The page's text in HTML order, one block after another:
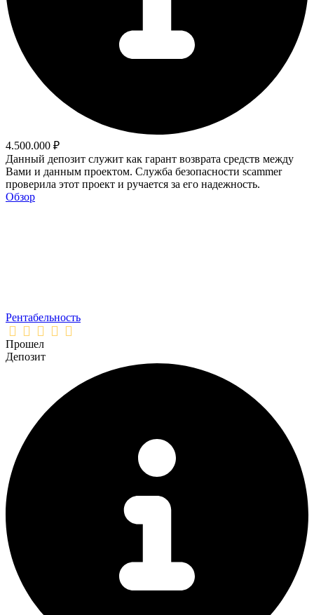
4.500.000 ₽
Данный депозит служит как гарант возврата средств между
Вами и данным проектом. Служба безопасности scammer
проверила этот проект и ручается за его надежность.
Обзор
Рентабельность
Прошел
Депозит